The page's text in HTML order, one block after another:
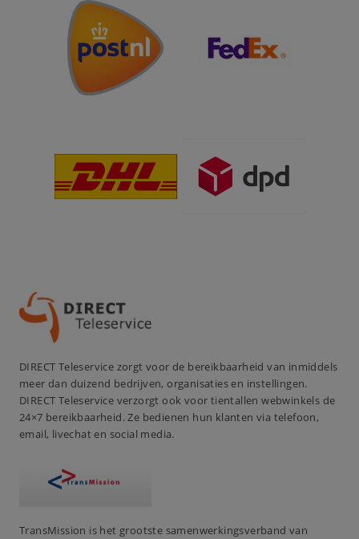
DIRECT Teleservice zorgt voor de bereikbaarheid van inmiddels
meer dan duizend bedrijven, organisaties en instellingen.
DIRECT Teleservice verzorgt ook voor tientallen webwinkels de
24×7 bereikbaarheid. Ze bedienen hun klanten via telefoon,
email, livechat en social media.
TransMission is het grootste samenwerkingsverband van